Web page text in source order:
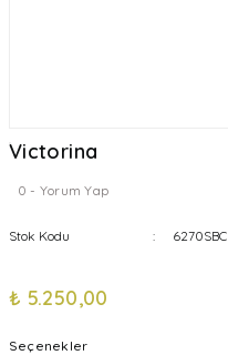
Victorina
0 - Yorum Yap
Stok Kodu 6270SBC
₺ 5.250,00
Seçenekler